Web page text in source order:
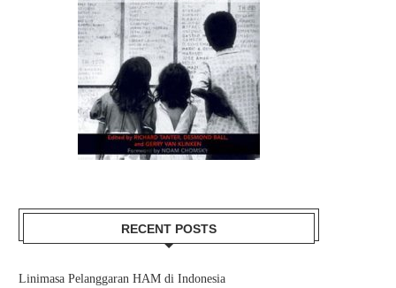
REFLEKSI SEBAGAI LAKI-LAKI
RECENT POSTS
Linimasa Pelanggaran HAM di Indonesia